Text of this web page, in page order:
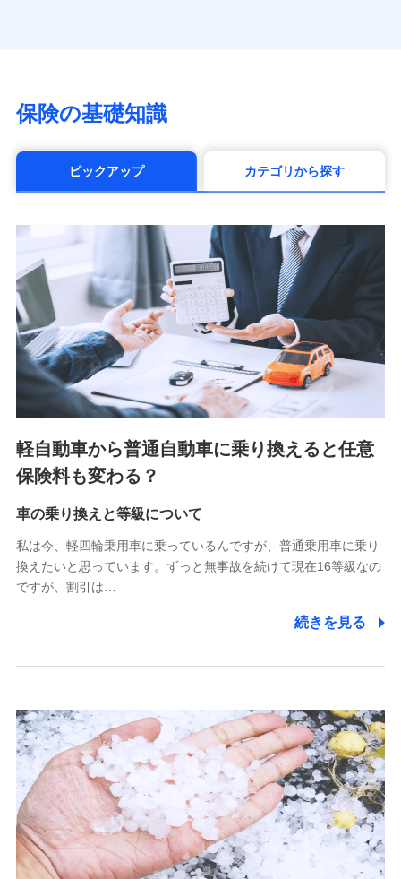
マニュライフ生命保険株式会社
（https://www.manulife.co.jp/）
（https://www.msa-life.co.jp/）
メットライフ生命株式会社(https://www.metlife.co.jp/)
■少額短期保険
株式会社アシロ少額短期保険 (https://kailash.co.jp/)
SBIいきいき少額短期保険会社 (https://www.i-
sedai.com/)
SBIペット少額短期保険株式会社 (https://www.sbipet-
ssi.co.jp/)
SBIリスタ少額短期保険会社
(https://www.jishin.co.jp/)
スマートプラス少額短期保険株式会社
チューリッヒ少額短期保険株式会社
(https://www.zurichssi.co.jp/)
(https://www.tokiomarine-x.co.jp/)
(https://pshoken.co.jp/)
リトルファミリー少額短期保険株式会社
(https://www.littlefamily-ssi.com/)
郵便、電話、およびＥメール等により、当社と取引のあるも
た維持管理等の委託業務遂行のため、またそれらに付帯、関
連する当社および提携会社のサービスを案内、提供するため
（なお、当社は複数の保険会社と取引があり、取得した個人
情報を取引のある他の保険会社の商品・サービスをご提案す
るために利用させていただくことがあります。）
上記に係る連絡・手続き・管理等付帯業務を行うため
3.セミナー募集サイトから取得した個人情報
各種セミナーの案内、開催のため
保険の基礎知識
ピックアップ カテゴリから探す
軽自動車から普通自動車に乗り換えると任意
保険料も変わる？
車の乗り換えと等級について
私は今、軽四輪乗用車に乗っているんですが、普通乗用車に乗り
換えたいと思っています。ずっと無事故を続けて現在16等級なの
ですが、割引は…
続きを見る